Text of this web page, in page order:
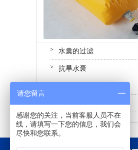
水囊的过滤
抗旱水囊
集装箱液袋的优势
请您留言
感谢您的关注，当前客服人员不在
线，请填写一下您的信息，我们会
尽快和您联系。